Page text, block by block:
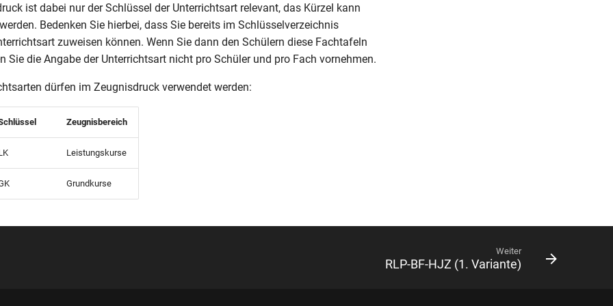
ist dabei nur der Schlüssel der Unterrichtsart relevant, das Kürzel kann
Bedenken Sie hierbei, dass Sie bereits im Schlüsselverzeichnis
zuweisen können. Wenn Sie dann den Schülern diese Fachtafeln
Sie die Angabe der Unterrichtsart nicht pro Schüler und pro Fach vornehmen.
dürfen im Zeugnisdruck verwendet werden:
Zeugnisbereich
Leistungskurse
Grundkurse
Weiter
RLP-BF-HJZ (1. Variante)